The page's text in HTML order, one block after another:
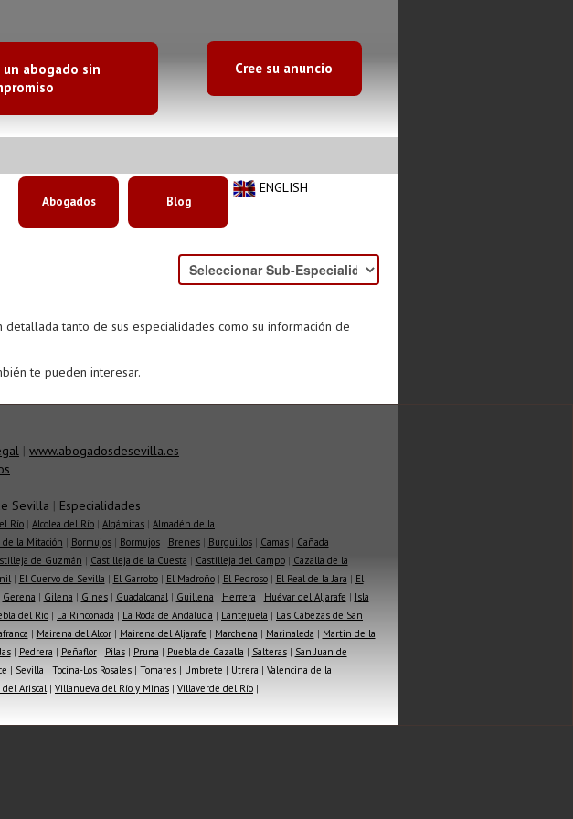
un abogado sin
Cree su anuncio
ENGLISH
Abogados Blog
detallada tanto de sus especialidades como su información de
te pueden interesar.
| www.abogadosdesevilla.es
Sevilla | Especialidades
Río | Alcolea del Río | Algámitas | Almadén de la
de la Mitación | Bormujos| Bormujos| Brenes| Burguillos| Camas| Cañada
de Guzmán | Castilleja de la Cuesta | Castilleja del Campo| Cazalla de la
| El Cuervo de Sevilla | El Garrobo| El Madroño| El Pedroso| El Real de la Jara | El
Gerena | Gilena | Gines| Guadalcanal| Guillena | Herrera | Huévar del Aljarafe | Isla
del Río | La Rinconada | La Roda de Andalucía | Lantejuela | Las Cabezas de San
| Mairena del Alcor| Mairena del Aljarafe | Marchena | Marinaleda | Martin de la
| Pedrera | Peñaflor| Pilas| Pruna | Puebla de Cazalla | Salteras| San Juan de
| Sevilla | Tocina-Los Rosales| Tomares| Umbrete | Utrera | Valencina de la
Ariscal| Villanueva del Río y Minas | Villaverde del Río |